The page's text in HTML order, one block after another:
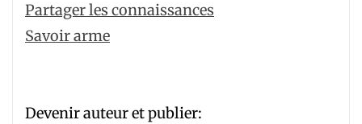
Partager les connaissances
Savoir arme
Devenir auteur et publier: